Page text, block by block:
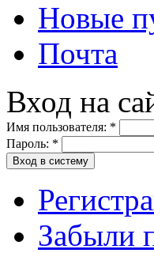
Новые
Почта
Вход на
Имя пользователя: *
Пароль: *
Вход в систему
Забыли